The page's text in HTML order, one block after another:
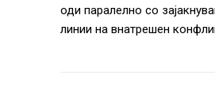
оди паралелно со
линии на внатрешен